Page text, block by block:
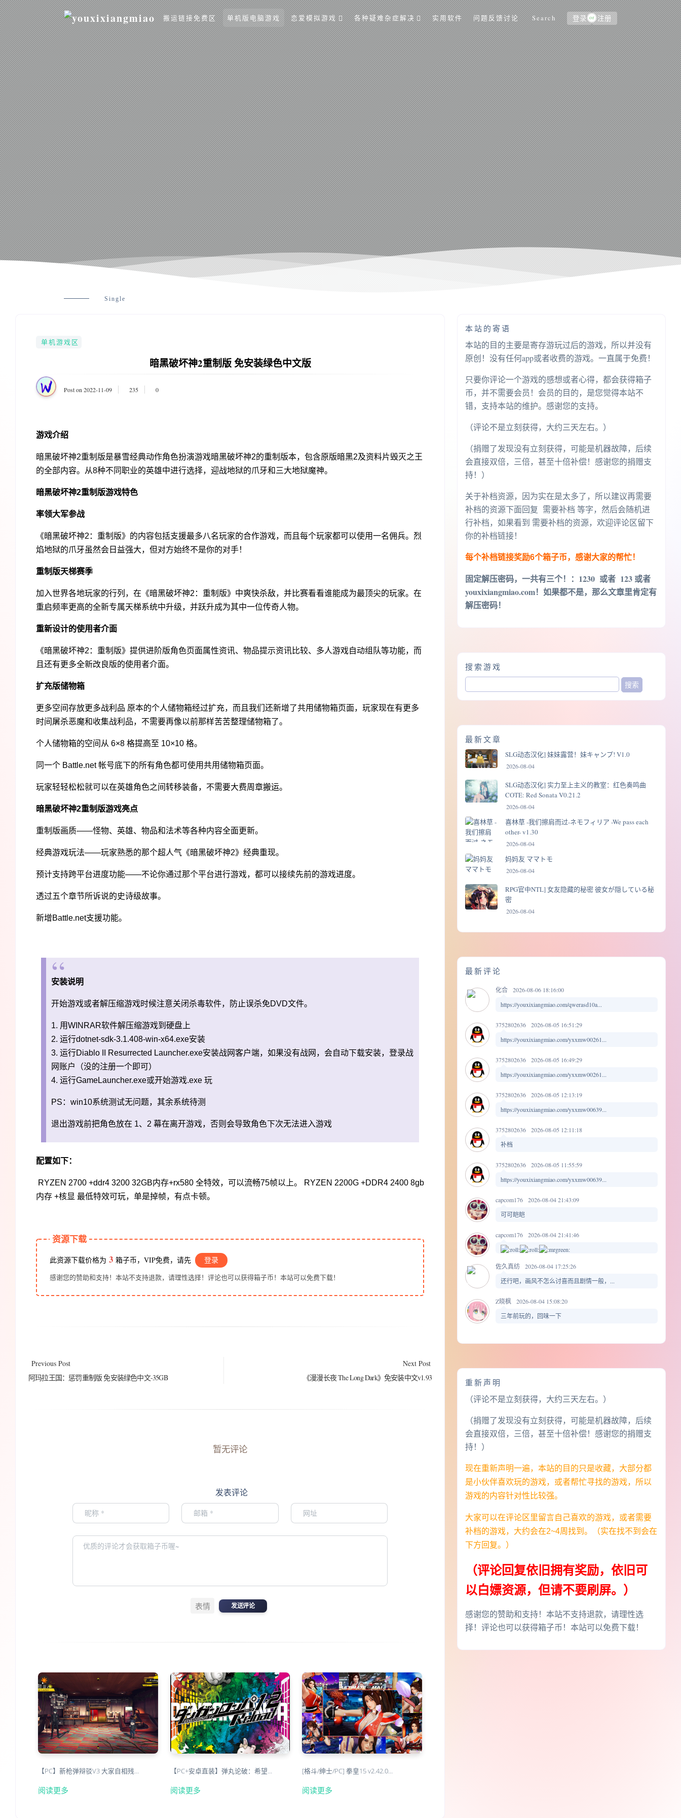
搬运链接免费区 单机版电脑游戏 恋爱模拟游戏 各种疑难杂症解决 实用软件 问题反馈讨论 Search 登录 or 注册
Single
单机游戏区
暗黑破坏神2重制版 免安装绿色中文版
Post on 2022-11-09 235 0
游戏介绍
暗黑破坏神2重制版是暴雪经典动作角色扮演游戏暗黑破坏神2的重制版本，包含原版暗黑2及资料片毁灭之王
的全部内容。从8种不同职业的英雄中进行选择，迎战地狱的爪牙和三大地狱魔神。
暗黑破坏神2重制版游戏特色
率领大军参战
《暗黑破坏神2：重制版》的内容包括支援最多八名玩家的合作游戏，而且每个玩家都可以使用一名佣兵。烈
焰地狱的爪牙虽然会日益强大，但对方始终不是你的对手！
重制版天梯赛季
加入世界各地玩家的行列，在《暗黑破坏神2：重制版》中爽快杀敌，并比赛看看谁能成为最顶尖的玩家。在
重启频率更高的全新专属天梯系统中升级，并跃升成为其中一位传奇人物。
重新设计的使用者介面
《暗黑破坏神2：重制版》提供进阶版角色页面属性资讯、物品提示资讯比较、多人游戏自动组队等功能，而
且还有更多全新改良版的使用者介面。
扩充版储物箱
更多空间存放更多战利品 原本的个人储物箱经过扩充，而且我们还新增了共用储物箱页面，玩家现在有更多
时间屠杀恶魔和收集战利品，不需要再像以前那样苦苦整理储物箱了。
个人储物箱的空间从 6×8 格提高至 10×10 格。
同一个 Battle.net 帐号底下的所有角色都可使用共用储物箱页面。
玩家轻轻松松就可以在英雄角色之间转移装备，不需要大费周章搬运。
暗黑破坏神2重制版游戏亮点
重制版画质——怪物、英雄、物品和法术等各种内容全面更新。
经典游戏玩法——玩家熟悉的那个超人气《暗黑破坏神2》经典重现。
预计支持跨平台进度功能——不论你通过那个平台进行游戏，都可以接续先前的游戏进度。
透过五个章节所诉说的史诗级故事。
新增Battle.net支援功能。
安装说明
开始游戏或者解压缩游戏时候注意关闭杀毒软件，防止误杀免DVD文件。
1. 用WINRAR软件解压缩游戏到硬盘上
2. 运行dotnet-sdk-3.1.408-win-x64.exe安装
3. 运行Diablo II Resurrected Launcher.exe安装战网客户端，如果没有战网，会自动下载安装，登录战
网账户（没的注册一个即可）
4. 运行GameLauncher.exe或开始游戏.exe 玩
PS：win10系统测试无问题，其余系统待测
退出游戏前把角色放在 1、2 幕在离开游戏，否则会导致角色下次无法进入游戏
配置如下：
RYZEN 2700 +ddr4 3200 32GB内存+rx580 全特效，可以流畅75帧以上。 RYZEN 2200G +DDR4 2400 8gb
内存 +核显 最低特效可玩，单是掉帧，有点卡顿。
资源下载
此资源下载价格为 3 箱子币，VIP免费，请先 登录
感谢您的赞助和支持！本站不支持退款，请理性选择！评论也可以获得箱子币！本站可以免费下载！
Previous Post
阿玛拉王国：惩罚重制版 免安装绿色中文-35GB
Next Post
《漫漫长夜 The Long Dark》免安装中文v1.93
暂无评论
发表评论
表情 发送评论
【PC】新枪弹辩驳V3 大家自相残…
阅读更多
【PC+安卓直装】弹丸论破：希望…
阅读更多
[格斗/绅士/PC] 拳皇15 v2.42.0…
阅读更多
本站的寄语
本站的目的主要是寄存游玩过后的游戏，所以并没有
原创！没有任何app或者收费的游戏。一直属于免费！
只要你评论一个游戏的感想或者心得，都会获得箱子
币，并不需要会员！会员的目的，是您觉得本站不
错，支持本站的维护。感谢您的支持。
（评论不是立刻获得，大约三天左右。）
（捐赠了发现没有立刻获得，可能是机器故障，后续
会直接双倍，三倍，甚至十倍补偿！感谢您的捐赠支
持！）
关于补档资源，因为实在是太多了，所以建议再需要
补档的资源下面回复 需要补档 等字，然后会随机进
行补档，如果看到 需要补档的资源，欢迎评论区留下
你的补档链接！
每个补档链接奖励6个箱子币，感谢大家的帮忙！
固定解压密码，一共有三个！ ：1230 或者 123 或者
youxixiangmiao.com！如果都不是，那么文章里肯定有
解压密码！
搜索游戏
最新文章
SLG动态汉化] 妹妹露营！妹キャンプ! V1.0
2026-08-04
SLG动态汉化] 实力至上主义的教室：红色奏鸣曲
COTE: Red Sonata V0.21.2
2026-08-04
喜林草 -我们擦肩而过-ネモフィリア -We pass each
other- v1.30
2026-08-04
妈妈友 ママトモ
2026-08-04
RPG官中NTL] 女友隐藏的秘密 彼女が隠している秘
密
2026-08-04
最新评论
化合
2026-08-06 18:16:00
https://youxixiangmiao.com/qwerasd10a...
3752802636
2026-08-05 16:51:29
https://youxixiangmiao.com/yxxmw00261...
3752802636
2026-08-05 16:49:29
https://youxixiangmiao.com/yxxmw00261...
3752802636
2026-08-05 12:13:19
https://youxixiangmiao.com/yxxmw00639...
3752802636
2026-08-05 12:11:18
补档
3752802636
2026-08-05 11:55:59
https://youxixiangmiao.com/yxxmw00639...
capcom176
2026-08-04 21:43:09
可可皑皑
capcom176 2026-08-04 21:41:46
佐久真纺
2026-08-04 17:25:26
还行吧，画风不怎么讨喜而且剧情一般，...
Z晓枫
2026-08-04 15:08:20
三年前玩的，回味一下
重新声明
（评论不是立刻获得，大约三天左右。）
（捐赠了发现没有立刻获得，可能是机器故障，后续
会直接双倍，三倍，甚至十倍补偿！感谢您的捐赠支
持！）
现在重新声明一遍，本站的目的只是收藏，大部分都
是小伙伴喜欢玩的游戏，或者帮忙寻找的游戏，所以
游戏的内容针对性比较强。
大家可以在评论区里留言自己喜欢的游戏，或者需要
补档的游戏，大约会在2~4周找到。（实在找不到会在
下方回复。）
（评论回复依旧拥有奖励，依旧可
以白嫖资源，但请不要刷屏。）
感谢您的赞助和支持！本站不支持退款，请理性选
择！评论也可以获得箱子币！本站可以免费下载！